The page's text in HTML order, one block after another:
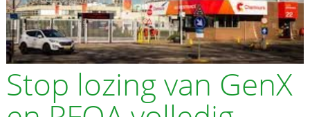
Stop lozing van GenX